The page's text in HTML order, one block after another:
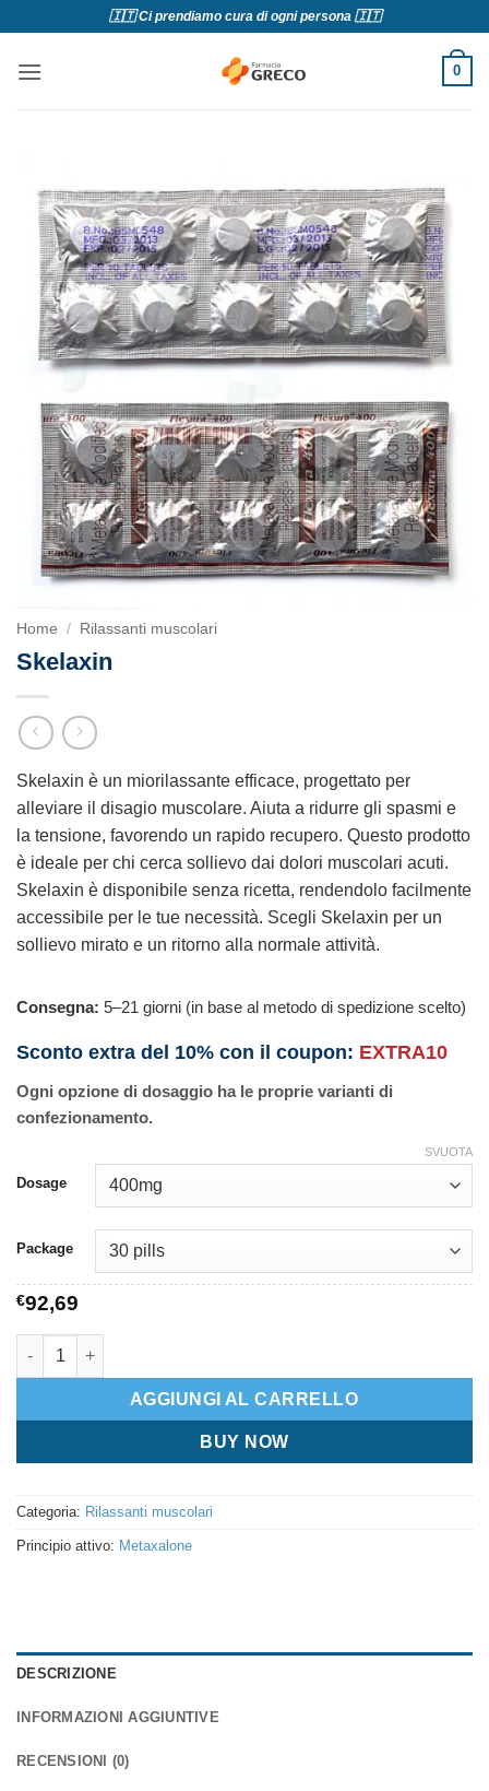
contenuti
🇮🇹 Ci prendiamo cura di ogni persona 🇮🇹
0
Home / Rilassanti muscolari
Skelaxin
Skelaxin è un miorilassante efficace, progettato per
alleviare il disagio muscolare. Aiuta a ridurre gli spasmi e
la tensione, favorendo un rapido recupero. Questo prodotto
è ideale per chi cerca sollievo dai dolori muscolari acuti.
Skelaxin è disponibile senza ricetta, rendendolo facilmente
accessibile per le tue necessità. Scegli Skelaxin per un
sollievo mirato e un ritorno alla normale attività.
Consegna: 5–21 giorni (in base al metodo di spedizione scelto)
Sconto extra del 10% con il coupon: EXTRA10
Ogni opzione di dosaggio ha le proprie varianti di
confezionamento.
Dosage
Package
SVUOTA
€92,69
Skelaxin quantità
AGGIUNGI AL CARRELLO
BUY NOW
Categoria: Rilassanti muscolari
Principio attivo: Metaxalone
DESCRIZIONE
INFORMAZIONI AGGIUNTIVE
RECENSIONI (0)